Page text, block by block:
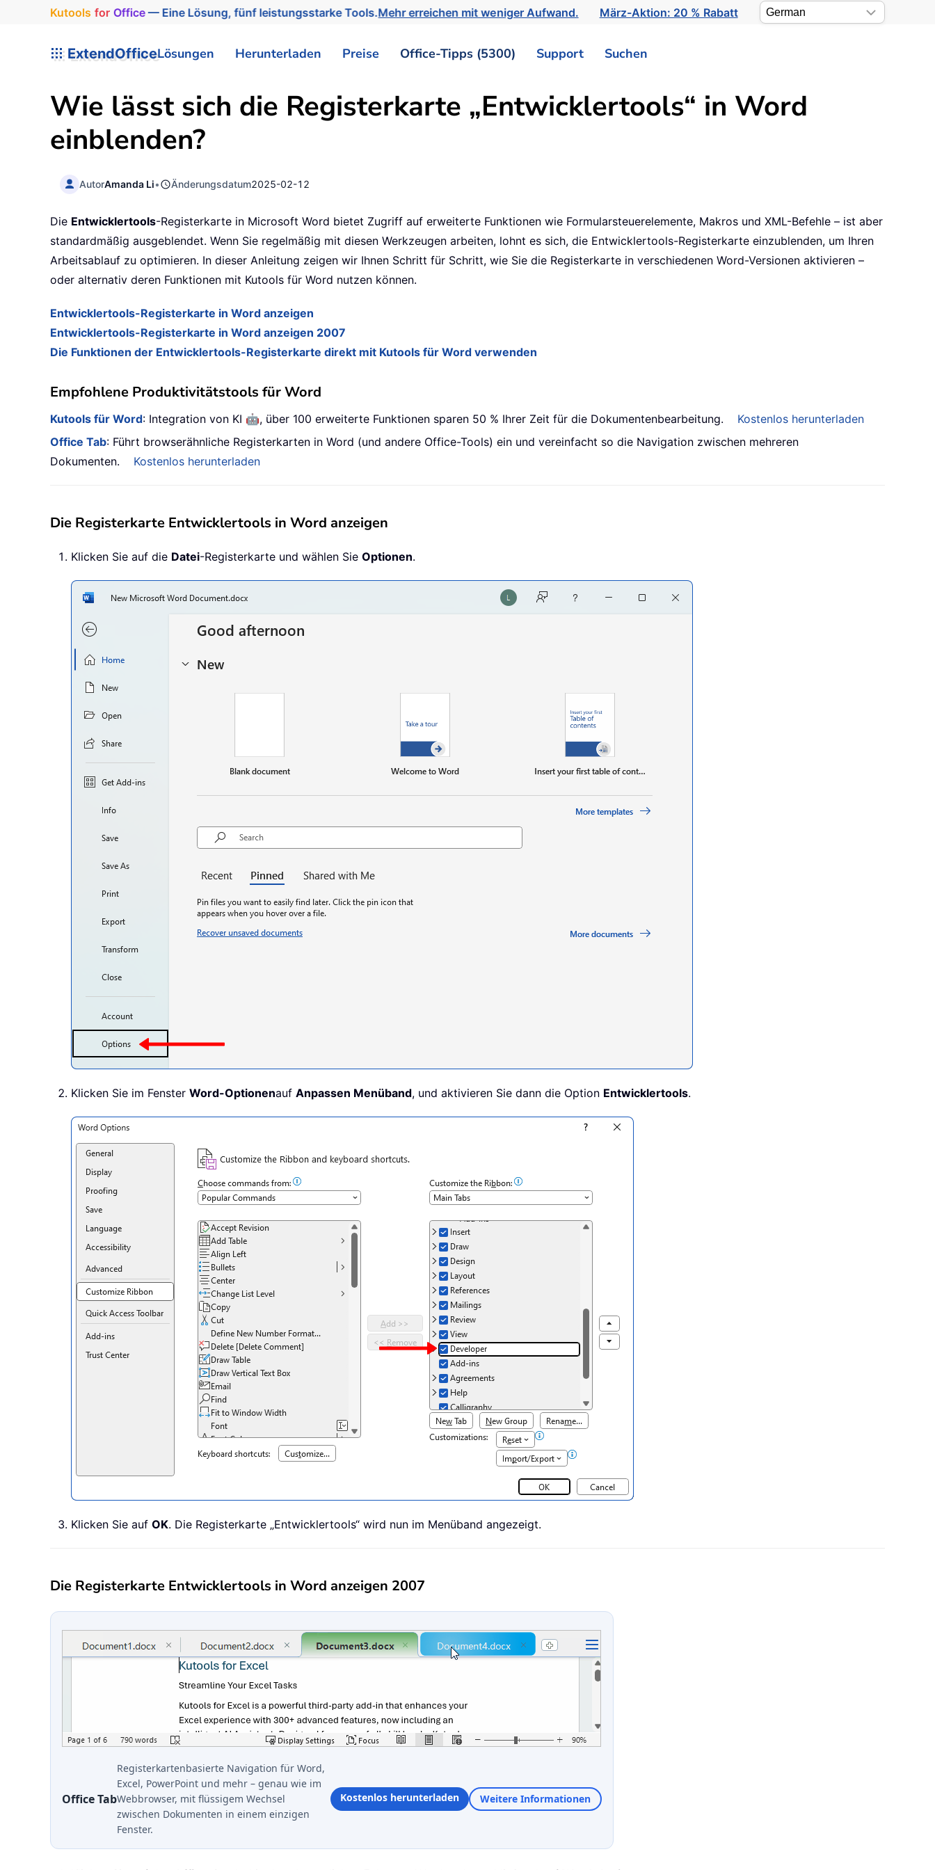
Kutools for Office— Eine Lösung, fünf leistungsstarke Tools.Mehr erreichen mit weniger Aufwand. März-Aktion: 20 % Rabatt
ExtendOfficeLösungen Herunterladen Preise Office-Tipps (5300) Support Suchen
Wie lässt sich die Registerkarte „Entwicklertools“ in Word
einblenden?
AutorAmanda Li• Änderungsdatum2025-02-12
Die Entwicklertools-Registerkarte in Microsoft Word bietet Zugriff auf erweiterte Funktionen wie Formularsteuerelemente, Makros und XML-Befehle – ist aber
standardmäßig ausgeblendet. Wenn Sie regelmäßig mit diesen Werkzeugen arbeiten, lohnt es sich, die Entwicklertools-Registerkarte einzublenden, um Ihren
Arbeitsablauf zu optimieren. In dieser Anleitung zeigen wir Ihnen Schritt für Schritt, wie Sie die Registerkarte in verschiedenen Word-Versionen aktivieren –
oder alternativ deren Funktionen mit Kutools für Word nutzen können.
Entwicklertools-Registerkarte in Word anzeigen
Entwicklertools-Registerkarte in Word anzeigen 2007
Die Funktionen der Entwicklertools-Registerkarte direkt mit Kutools für Word verwenden
Empfohlene Produktivitätstools für Word
Kutools für Word: Integration von KI 🤖, über 100 erweiterte Funktionen sparen 50 % Ihrer Zeit für die Dokumentenbearbeitung.
Kostenlos herunterladen
Office Tab: Führt browserähnliche Registerkarten in Word (und andere Office-Tools) ein und vereinfacht so die Navigation zwischen mehreren
Dokumenten.
Kostenlos herunterladen
Die Registerkarte Entwicklertools in Word anzeigen
Klicken Sie auf die Datei-Registerkarte und wählen Sie Optionen.
Klicken Sie im Fenster Word-Optionenauf Anpassen Menüband, und aktivieren Sie dann die Option Entwicklertools.
Klicken Sie auf OK. Die Registerkarte „Entwicklertools“ wird nun im Menüband angezeigt.
Die Registerkarte Entwicklertools in Word anzeigen 2007
Office Tab
Registerkartenbasierte Navigation für Word,
Excel, PowerPoint und mehr – genau wie im
Webbrowser, mit flüssigem Wechsel
zwischen Dokumenten in einem einzigen
Fenster.
Kostenlos herunterladen Weitere Informationen